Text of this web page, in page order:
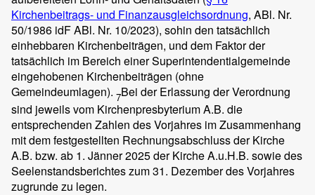
Kirchenbeitrags- und Finanzausgleichsordnung, ABl. Nr.
50/1986 idF ABl. Nr. 10/2023), sohin den tatsächlich
einhebbaren Kirchenbeiträgen, und dem Faktor der
tatsächlich im Bereich einer Superintendentialgemeinde
eingehobenen Kirchenbeiträgen (ohne
Gemeindeumlagen). 7Bei der Erlassung der Verordnung
sind jeweils vom Kirchenpresbyterium A.B. die
entsprechenden Zahlen des Vorjahres im Zusammenhang
mit dem festgestellten Rechnungsabschluss der Kirche
A.B. bzw. ab 1. Jänner 2025 der Kirche A.u.H.B. sowie des
Seelenstandsberichtes zum 31. Dezember des Vorjahres
zugrunde zu legen.